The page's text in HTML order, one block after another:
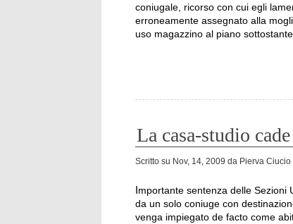
coniugale, ricorso con cui egli
erroneamente assegnato alla
uso magazzino al piano
La casa-studio
Scritto su Nov, 14, 2009 da Pierva Ciucio
Importante sentenza delle Sezioni Unite della Cassazione (n. 22755/2009): l’immobile acquistato
da un solo coniuge con
venga impiegato de facto come